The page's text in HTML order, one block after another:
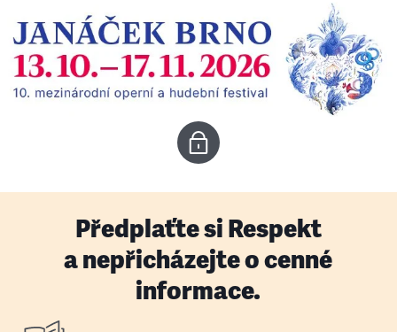
Předplaťte si Respekt
a nepřicházejte o cenné
informace.